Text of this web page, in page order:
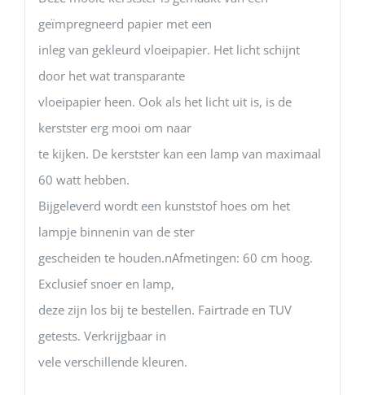
geïmpregneerd papier met een
inleg van gekleurd vloeipapier. Het licht schijnt
door het wat transparante
vloeipapier heen. Ook als het licht uit is, is de
kerstster erg mooi om naar
te kijken. De kerstster kan een lamp van maximaal
60 watt hebben.
Bijgeleverd wordt een kunststof hoes om het
lampje binnenin van de ster
gescheiden te houden.nAfmetingen: 60 cm hoog.
Exclusief snoer en lamp,
deze zijn los bij te bestellen. Fairtrade en TUV
getests. Verkrijgbaar in
vele verschillende kleuren.